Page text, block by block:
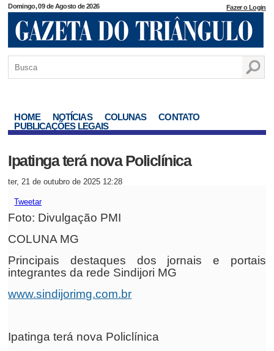
Domingo, 09 de Agosto de 2026 Fazer o Login
HOME NOTÍCIAS COLUNAS
CONTATO
PUBLICAÇÕES LEGAIS
Ipatinga terá nova Policlínica
ter, 21 de outubro de 2025 12:28
Tweetar
Foto: Divulgação PMI
COLUNA MG
Principais destaques dos jornais e portais
integrantes da rede Sindijori MG
www.sindijorimg.com.br
Ipatinga terá nova Policlínica